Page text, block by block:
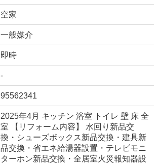
空家
一般媒介
即時
-
95562341
2025年4月 キッチン 浴室 トイレ 壁 床 全
室 【リフォーム内容】 水回り新品交
換・シューズボックス新品交換・建具新
品交換・省エネ給湯器設置・テレビモニ
ターホン新品交換・全居室火災報知器設